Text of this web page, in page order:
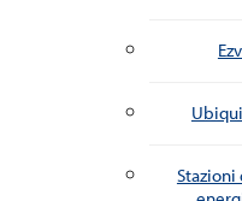
Stazioni